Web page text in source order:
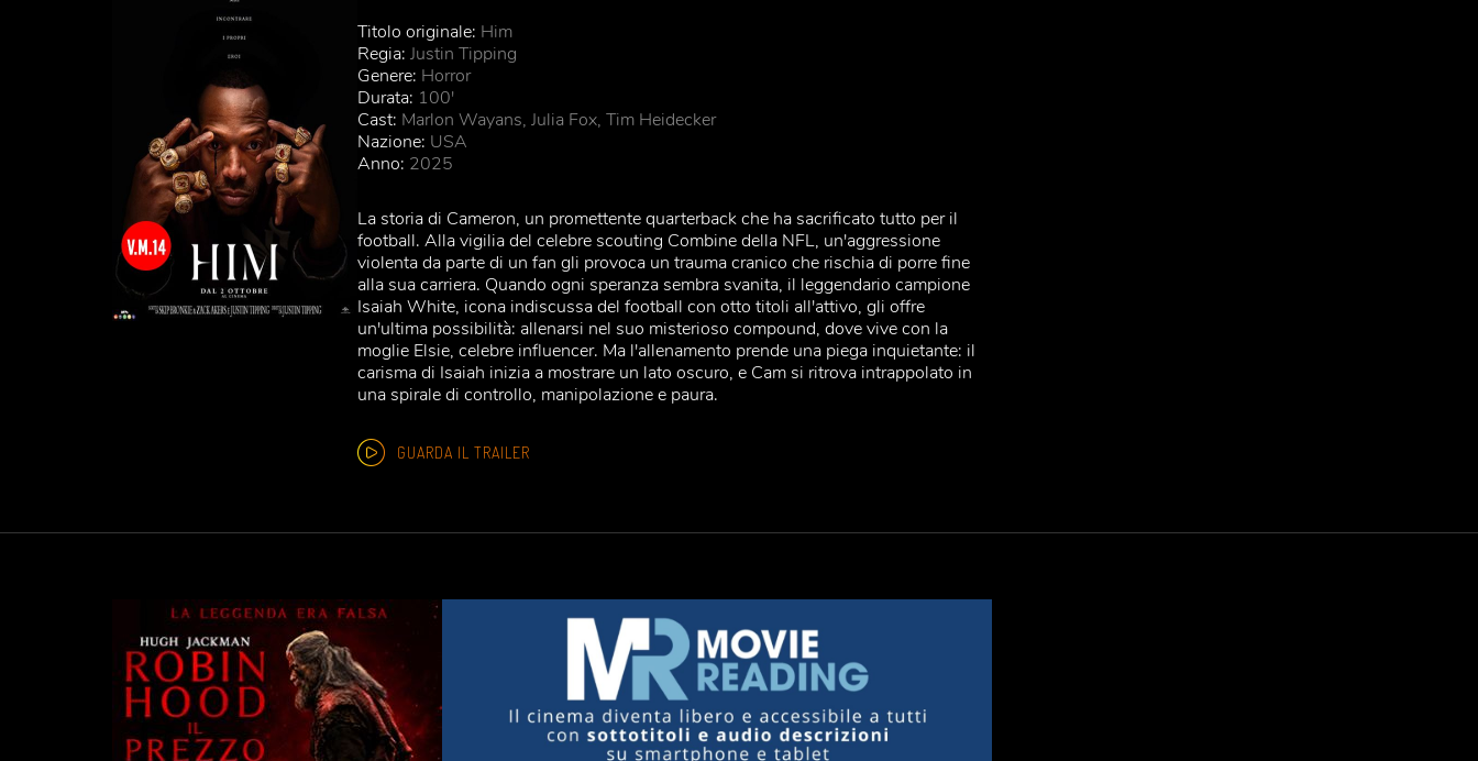
Titolo originale: Him
Regia: Justin Tipping
Genere: Horror
Durata: 100'
Cast: Marlon Wayans, Julia Fox, Tim Heidecker
Nazione: USA
Anno: 2025
La storia di Cameron, un promettente quarterback che ha sacrificato tutto per il
football. Alla vigilia del celebre scouting Combine della NFL, un'aggressione
violenta da parte di un fan gli provoca un trauma cranico che rischia di porre fine
alla sua carriera. Quando ogni speranza sembra svanita, il leggendario campione
Isaiah White, icona indiscussa del football con otto titoli all'attivo, gli offre
un'ultima possibilità: allenarsi nel suo misterioso compound, dove vive con la
moglie Elsie, celebre influencer. Ma l'allenamento prende una piega inquietante: il
carisma di Isaiah inizia a mostrare un lato oscuro, e Cam si ritrova intrappolato in
una spirale di controllo, manipolazione e paura.
GUARDA IL TRAILER